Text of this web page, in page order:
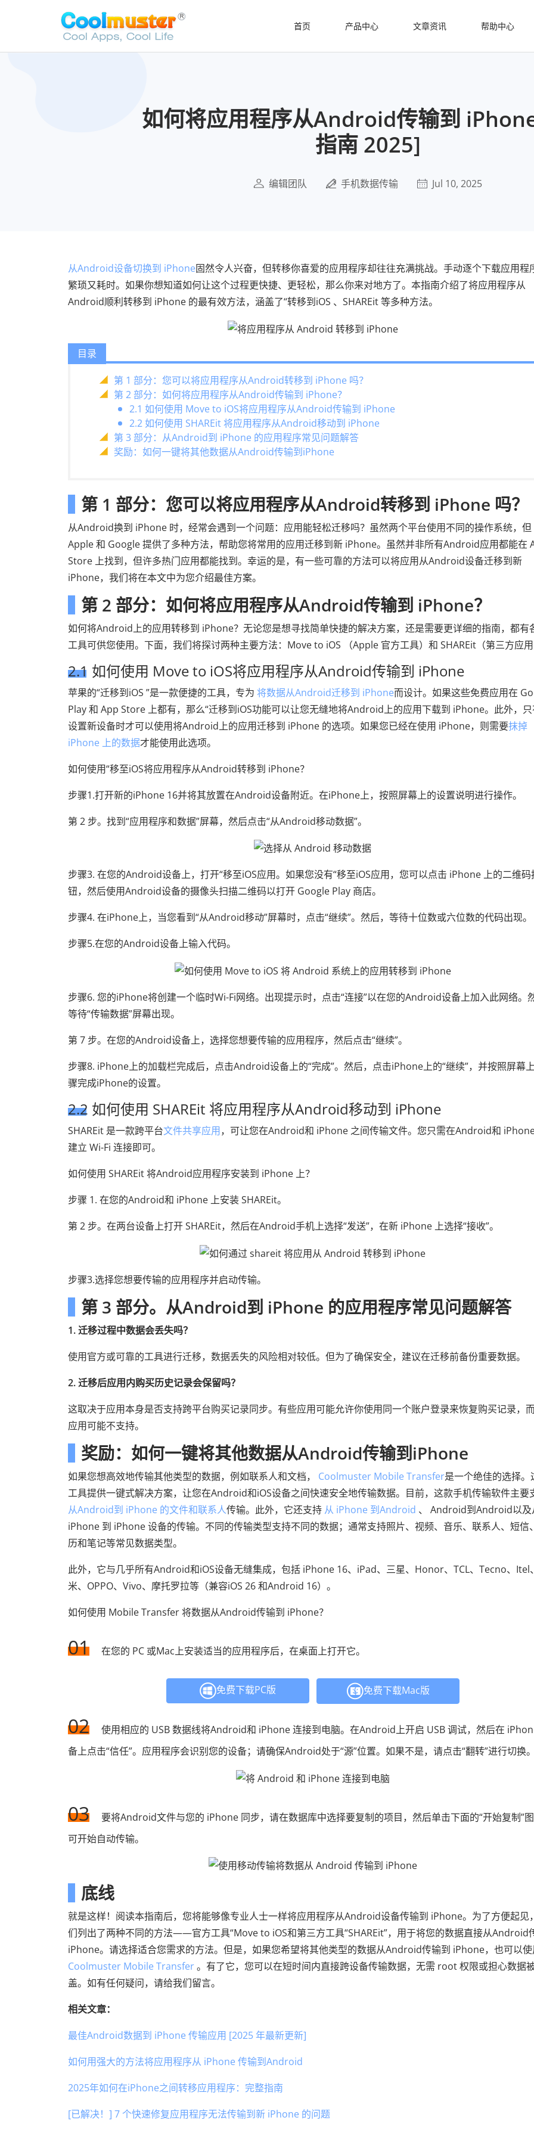
首页 产品中心 文章资讯 帮助中心
如何将应用程序从Android传输到
指南 2025]
编辑团队 手机数据传输 Jul 10, 2025
从Android设备切换到 iPhone固然令人兴奋，但转移你喜爱的应用程序却往往充满挑战。手动逐个下载应用程
繁琐又耗时。如果你想知道如何让这个过程更快捷、更轻松，那么你来对地方了。本指南介绍了将应用程序从
Android顺利转移到 iPhone 的最有效方法，涵盖了“转移到iOS 、SHAREit 等多种方法。
目录
第 1 部分：您可以将应用程序从Android转移到 iPhone 吗？
第 2 部分：如何将应用程序从Android传输到 iPhone？
2.1 如何使用 Move to iOS将应用程序从Android传输到 iPhone
2.2 如何使用 SHAREit 将应用程序从Android移动到 iPhone
第 3 部分：从Android到 iPhone 的应用程序常见问题解答
奖励：如何一键将其他数据从Android传输到iPhone
第 1 部分：您可以将应用程序从Android转移到 iPhone 吗？
从Android换到 iPhone 时，经常会遇到一个问题：应用能轻松迁移吗？虽然两个平台使用不同的操作系统，但
Apple 和 Google 提供了多种方法，帮助您将常用的应用迁移到新 iPhone。虽然并非所有Android应用都能在
Store 上找到，但许多热门应用都能找到。幸运的是，有一些可靠的方法可以将应用从Android设备迁移到新
iPhone，我们将在本文中为您介绍最佳方案。
第 2 部分：如何将应用程序从Android传输到 iPhone？
如何将Android上的应用转移到 iPhone？无论您是想寻找简单快捷的解决方案，还是需要更详细的指南，都有
工具可供您使用。下面，我们将探讨两种主要方法：Move to iOS （Apple 官方工具）和 SHAREit（第三方应
2.1 如何使用 Move to iOS将应用程序从Android传输到 iPhone
苹果的“迁移到iOS ”是一款便捷的工具，专为 将数据从Android迁移到 iPhone而设计。如果这些免费应用在
Play 和 App Store 上都有，那么“迁移到iOS功能可以让您无缝地将Android上的应用下载到 iPhone。此外，
设置新设备时才可以使用将Android上的应用迁移到 iPhone 的选项。如果您已经在使用 iPhone，则需要抹掉
iPhone 上的数据才能使用此选项。
如何使用“移至iOS将应用程序从Android转移到 iPhone？
步骤1.打开新的iPhone 16并将其放置在Android设备附近。在iPhone上，按照屏幕上的设置说明进行操作。
第 2 步。找到“应用程序和数据”屏幕，然后点击“从Android移动数据”。
步骤3. 在您的Android设备上，打开“移至iOS应用。如果您没有“移至iOS应用，您可以点击 iPhone 上的二维码
钮，然后使用Android设备的摄像头扫描二维码以打开 Google Play 商店。
步骤4. 在iPhone上，当您看到“从Android移动”屏幕时，点击“继续”。然后，等待十位数或六位数的代码出现。
步骤5.在您的Android设备上输入代码。
步骤6. 您的iPhone将创建一个临时Wi-Fi网络。出现提示时，点击“连接”以在您的Android设备上加入此网络。
等待“传输数据”屏幕出现。
第 7 步。在您的Android设备上，选择您想要传输的应用程序，然后点击“继续”。
步骤8. iPhone上的加载栏完成后，点击Android设备上的“完成”。然后，点击iPhone上的“继续”，并按照屏幕
骤完成iPhone的设置。
2.2 如何使用 SHAREit 将应用程序从Android移动到 iPhone
SHAREit 是一款跨平台文件共享应用，可让您在Android和 iPhone 之间传输文件。您只需在Android和
建立 Wi-Fi 连接即可。
如何使用 SHAREit 将Android应用程序安装到 iPhone 上？
步骤 1. 在您的Android和 iPhone 上安装 SHAREit。
第 2 步。在两台设备上打开 SHAREit，然后在Android手机上选择“发送”，在新 iPhone 上选择“接收”。
步骤3.选择您想要传输的应用程序并启动传输。
第 3 部分。从Android到 iPhone 的应用程序常见问题解答
1. 迁移过程中数据会丢失吗？
使用官方或可靠的工具进行迁移，数据丢失的风险相对较低。但为了确保安全，建议在迁移前备份重要数据。
2. 迁移后应用内购买历史记录会保留吗？
这取决于应用本身是否支持跨平台购买记录同步。有些应用可能允许你使用同一个账户登录来恢复购买记录，
应用可能不支持。
奖励：如何一键将其他数据从Android传输到iPhone
如果您想高效地传输其他类型的数据，例如联系人和文档， Coolmuster Mobile Transfer是一个绝佳的选择。
工具提供一键式解决方案，让您在Android和iOS设备之间快速安全地传输数据。目前，这款手机传输软件主要
从Android到 iPhone 的文件和联系人传输。此外，它还支持 从 iPhone 到Android 、 Android到Android以及
iPhone 到 iPhone 设备的传输。不同的传输类型支持不同的数据；通常支持照片、视频、音乐、联系人、短信
历和笔记等常见数据类型。
此外，它与几乎所有Android和iOS设备无缝集成，包括 iPhone 16、iPad、三星、Honor、TCL、Tecno、Itel
米、OPPO、Vivo、摩托罗拉等（兼容iOS 26 和Android 16）。
如何使用 Mobile Transfer 将数据从Android传输到 iPhone？
01 在您的 PC 或Mac上安装适当的应用程序后，在桌面上打开它。
免费下载PC版 免费下载Mac版
02
使用相应的 USB 数据线将Android和 iPhone 连接到电脑。在Android上开启 USB 调试，然后在
备上点击“信任”。应用程序会识别您的设备；请确保Android处于“源”位置。如果不是，请点击“翻转”进行切换
03
要将Android文件与您的 iPhone 同步，请在数据库中选择要复制的项目，然后单击下面的“开始复制”
可开始自动传输。
底线
就是这样！阅读本指南后，您将能够像专业人士一样将应用程序从Android设备传输到 iPhone。为了方便起见
们列出了两种不同的方法——官方工具“Move to iOS和第三方工具“SHAREit”，用于将您的数据直接从Android
iPhone。请选择适合您需求的方法。但是，如果您希望将其他类型的数据从Android传输到 iPhone，也可以
Coolmuster Mobile Transfer。有了它，您可以在短时间内直接跨设备传输数据，无需 root 权限或担心数据
盖。如有任何疑问，请给我们留言。
相关文章：
最佳Android数据到 iPhone 传输应用 [2025 年最新更新]
如何用强大的方法将应用程序从 iPhone 传输到Android
2025年如何在iPhone之间转移应用程序：完整指南
[已解决！] 7 个快速修复应用程序无法传输到新 iPhone 的问题